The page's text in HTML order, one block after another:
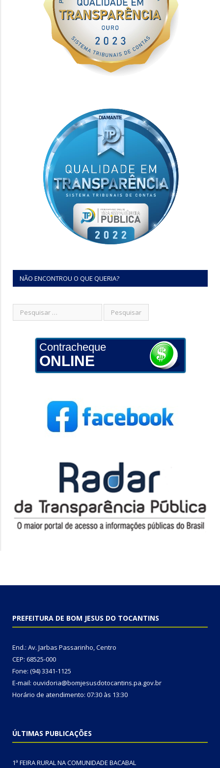
NÃO ENCONTROU O QUE QUERIA?
Contracheque
ONLINE
PREFEITURA DE BOM JESUS DO TOCANTINS
End.: Av. Jarbas Passarinho, Centro
CEP: 68525-000
Fone: (94) 3341-1125
E-mail: ouvidoria@bomjesusdotocantins.pa.gov.br
Horário de atendimento: 07:30 às 13:30
ÚLTIMAS PUBLICAÇÕES
1ª FEIRA RURAL NA COMUNIDADE BACABAL